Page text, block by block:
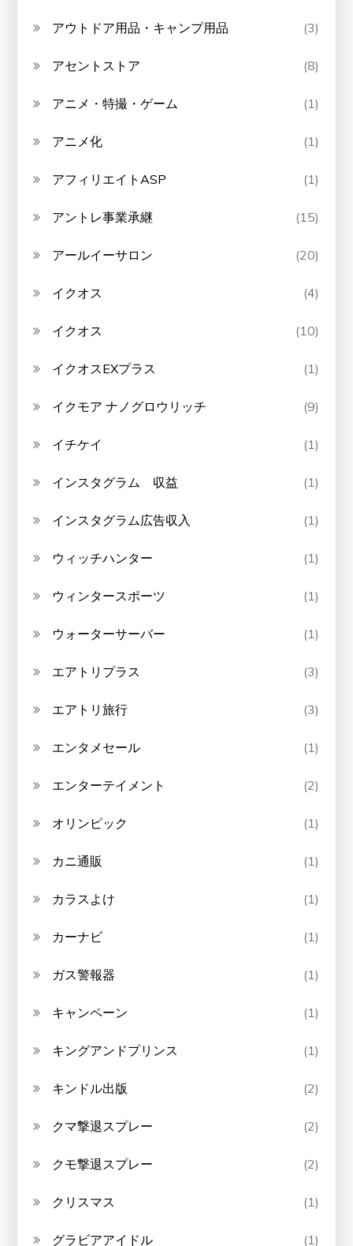
アウトドア用品・キャンプ用品 (3)
アセントストア (8)
アニメ・特撮・ゲーム (1)
アニメ化 (1)
アフィリエイトASP (1)
アントレ事業承継 (15)
アールイーサロン (20)
イクオス (4)
イクオス (10)
イクオスEXプラス (1)
イクモア ナノグロウリッチ (9)
イチケイ (1)
インスタグラム 収益 (1)
インスタグラム広告収入 (1)
ウィッチハンター (1)
ウィンタースポーツ (1)
ウォーターサーバー (1)
エアトリプラス (3)
エアトリ旅行 (3)
エンタメセール (1)
エンターテイメント (2)
オリンピック (1)
カニ通販 (1)
カラスよけ (1)
カーナビ (1)
ガス警報器 (1)
キャンペーン (1)
キングアンドプリンス (1)
キンドル出版 (2)
クマ撃退スプレー (2)
クモ撃退スプレー (2)
クリスマス (1)
グラビアアイドル (1)